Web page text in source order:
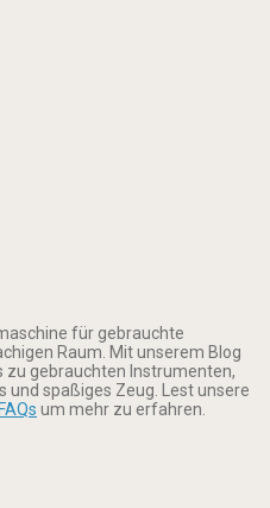
für gebrauchte
Raum. Mit unserem Blog
zu gebrauchten Instrumenten,
und spaßiges Zeug. Lest unsere
FAQs um mehr zu erfahren.